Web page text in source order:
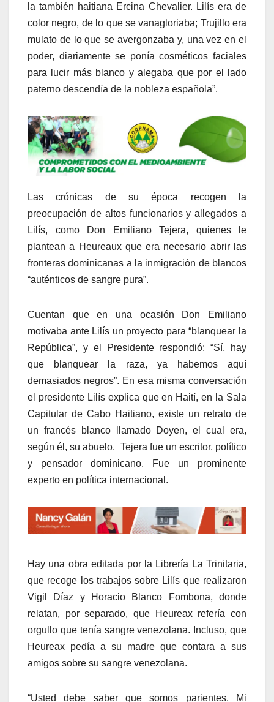
la también haitiana Ercina Chevalier. Lilís era de
color negro, de lo que se vanagloriaba; Trujillo era
mulato de lo que se avergonzaba y, una vez en el
poder, diariamente se ponía cosméticos faciales
para lucir más blanco y alegaba que por el lado
paterno descendía de la nobleza española”.
Las crónicas de su época recogen la
preocupación de altos funcionarios y allegados a
Lilís, como Don Emiliano Tejera, quienes le
plantean a Heureaux que era necesario abrir las
fronteras dominicanas a la inmigración de blancos
“auténticos de sangre pura”.
Cuentan que en una ocasión Don Emiliano
motivaba ante Lilís un proyecto para “blanquear la
República”, y el Presidente respondió: “Sí, hay
que blanquear la raza, ya habemos aquí
demasiados negros”. En esa misma conversación
el presidente Lilís explica que en Haití, en la Sala
Capitular de Cabo Haitiano, existe un retrato de
un francés blanco llamado Doyen, el cual era,
según él, su abuelo. Tejera fue un escritor, político
y pensador dominicano. Fue un prominente
experto en política internacional.
Hay una obra editada por la Librería La Trinitaria,
que recoge los trabajos sobre Lilís que realizaron
Vigil Díaz y Horacio Blanco Fombona, donde
relatan, por separado, que Heureax refería con
orgullo que tenía sangre venezolana. Incluso, que
Heureax pedía a su madre que contara a sus
amigos sobre su sangre venezolana.
“Usted debe saber que somos parientes. Mi